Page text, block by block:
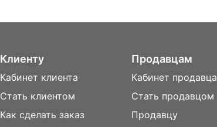
Клиенту
Кабинет клиента
Стать клиентом
Как сделать заказ
Продавцам
Кабинет продавца
Стать продавцом
Продавцу